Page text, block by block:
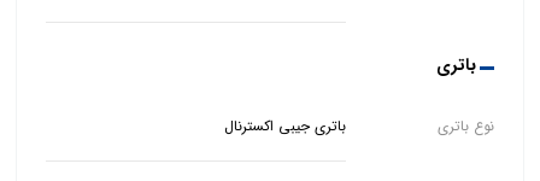
باتری
نوع باتری باتری جیبی اکسترنال